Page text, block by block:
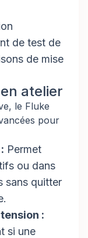
de test de
de mise
atelier
le Fluke
pour
Permet
ou dans
sans quitter
:
si une